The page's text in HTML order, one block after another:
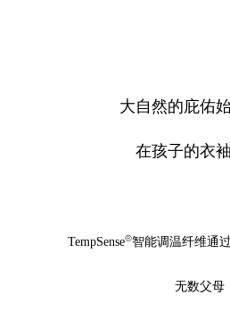
大自然的庇佑
在孩子的衣
TempSense®智能调温纤维通
无数父母